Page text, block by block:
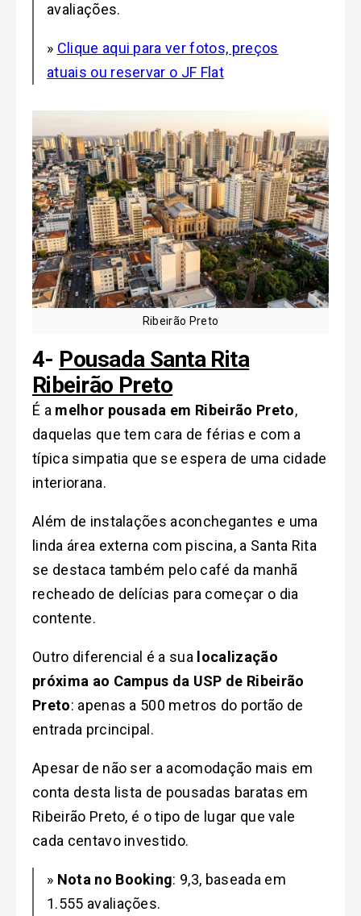
avaliações.
» Clique aqui para ver fotos, preços
atuais ou reservar o JF Flat
Ribeirão Preto
4- Pousada Santa Rita
Ribeirão Preto
É a melhor pousada em Ribeirão Preto,
daquelas que tem cara de férias e com a
típica simpatia que se espera de uma cidade
interiorana.
Além de instalações aconchegantes e uma
linda área externa com piscina, a Santa Rita
se destaca também pelo café da manhã
recheado de delícias para começar o dia
contente.
Outro diferencial é a sua localização
próxima ao Campus da USP de Ribeirão
Preto: apenas a 500 metros do portão de
entrada prcincipal.
Apesar de não ser a acomodação mais em
conta desta lista de pousadas baratas em
Ribeirão Preto, é o tipo de lugar que vale
cada centavo investido.
» Nota no Booking: 9,3, baseada em
1.555 avaliações.